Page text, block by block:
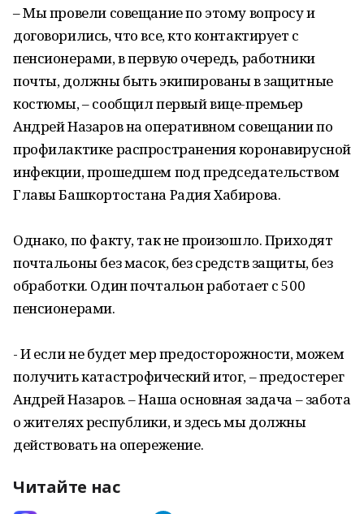
– Мы провели совещание по этому вопросу и
договорились, что все, кто контактирует с
пенсионерами, в первую очередь, работники
почты, должны быть экипированы в защитные
костюмы, – сообщил первый вице-премьер
Андрей Назаров на оперативном совещании по
профилактике распространения коронавирусной
инфекции, прошедшем под председательством
Главы Башкортостана Радия Хабирова.
Однако, по факту, так не произошло. Приходят
почтальоны без масок, без средств защиты, без
обработки. Один почтальон работает с 500
пенсионерами.
- И если не будет мер предосторожности, можем
получить катастрофический итог, – предостерег
Андрей Назаров. – Наша основная задача – забота
о жителях республики, и здесь мы должны
действовать на опережение.
Читайте нас